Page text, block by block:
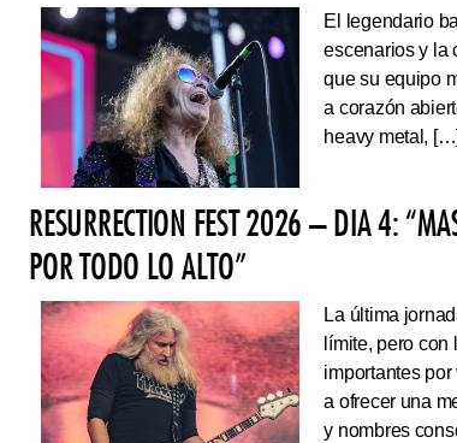
El legendario
escenarios y la
que su equipo
a corazón
heavy metal, […]
RESURRECTION FEST 2026 – DIA 4:
POR TODO LO ALTO”
La última
límite, pero
importantes
a ofrecer una
y nombres